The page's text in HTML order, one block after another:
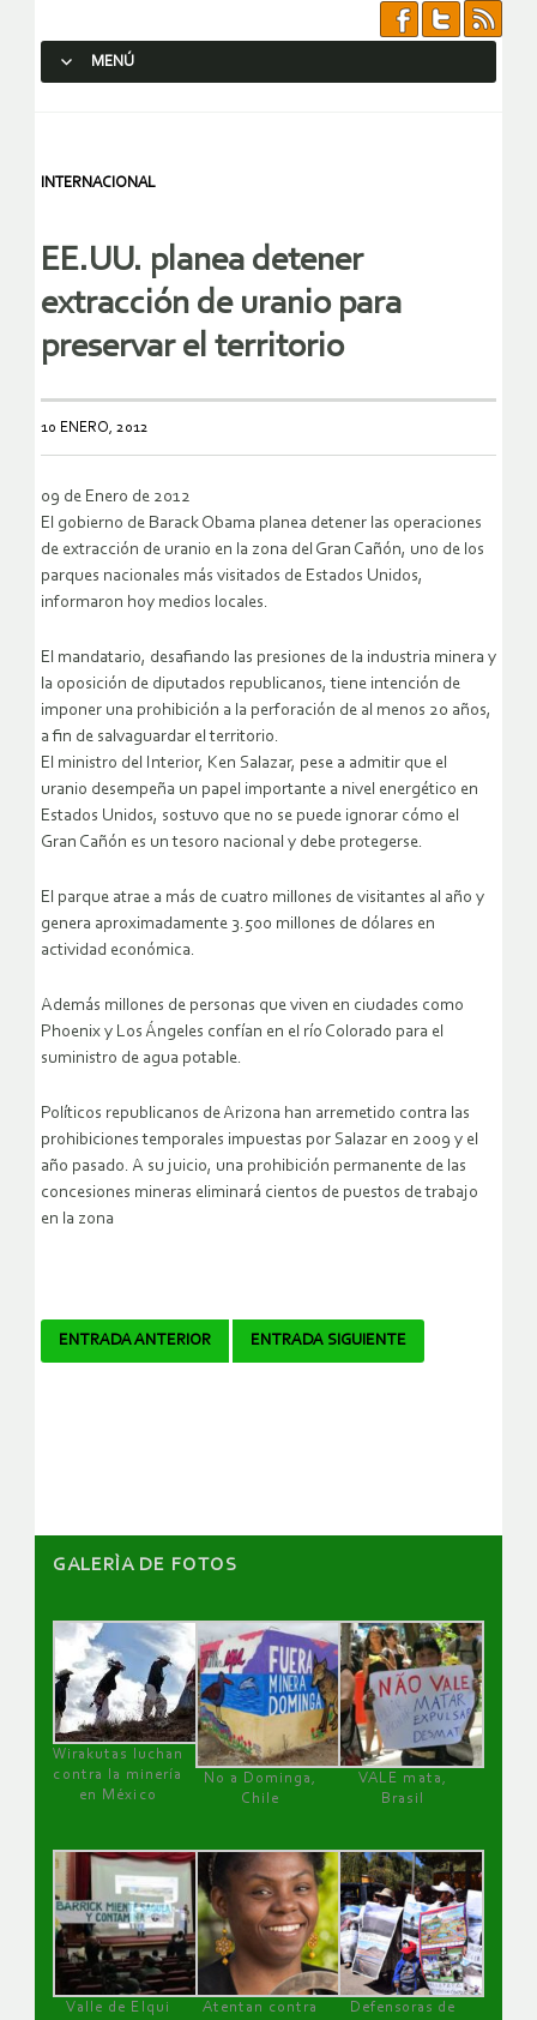
MENÚ
INTERNACIONAL
EE.UU. planea detener
extracción de uranio para
preservar el territorio
10 ENERO, 2012
09 de Enero de 2012
El gobierno de Barack Obama planea detener las operaciones
de extracción de uranio en la zona del Gran Cañón, uno de los
parques nacionales más visitados de Estados Unidos,
informaron hoy medios locales.
El mandatario, desafiando las presiones de la industria minera y
la oposición de diputados republicanos, tiene intención de
imponer una prohibición a la perforación de al menos 20 años,
a fin de salvaguardar el territorio.
El ministro del Interior, Ken Salazar, pese a admitir que el
uranio desempeña un papel importante a nivel energético en
Estados Unidos, sostuvo que no se puede ignorar cómo el
Gran Cañón es un tesoro nacional y debe protegerse.
El parque atrae a más de cuatro millones de visitantes al año y
genera aproximadamente 3.500 millones de dólares en
actividad económica.
Además millones de personas que viven en ciudades como
Phoenix y Los Ángeles confían en el río Colorado para el
suministro de agua potable.
Políticos republicanos de Arizona han arremetido contra las
prohibiciones temporales impuestas por Salazar en 2009 y el
año pasado. A su juicio, una prohibición permanente de las
concesiones mineras eliminará cientos de puestos de trabajo
en la zona
Navegador
ENTRADA ANTERIOR ENTRADA SIGUIENTE
GALERÌA DE FOTOS
Wirakutas luchan
contra la minería
en México
No a Dominga,
Chile
VALE mata,
Brasil
Valle de Elqui
Atentan contra
Defensoras de